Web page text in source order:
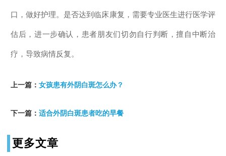
口，做好护理。是否达到临床康复，需要专业医生进行医学评
估后，进一步确认，患者朋友们切勿自行判断，擅自中断治
疗，导致病情反复。
上一篇： 女孩患有外阴白斑怎么办？
下一篇： 适合外阴白斑患者吃的早餐
更多文章